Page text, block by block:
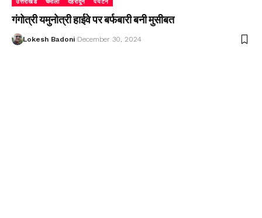
उत्तराखंड चमोली देहरादून पर्यटन
गंगोत्री यमुनोत्री हाईवे पर बर्फबारी बनी मुसीबत
Lokesh Badoni December 30, 2024